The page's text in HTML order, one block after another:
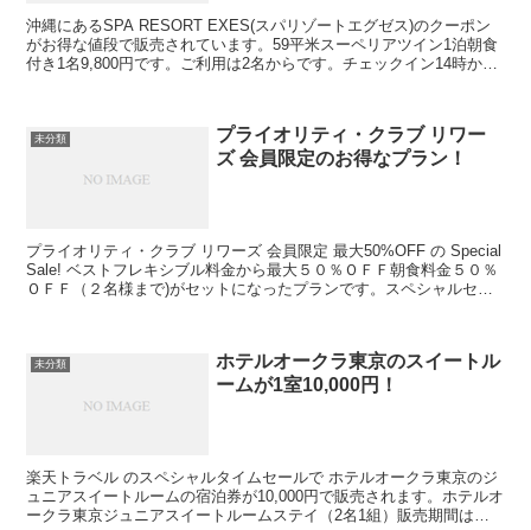
沖縄にあるSPA RESORT EXES(スパリゾートエグゼス)のクーポン
がお得な値段で販売されています。59平米スーペリアツイン1泊朝食
付き1名9,800円です。ご利用は2名からです。チェックイン14時か
未分類
プライオリティ・クラブ リワー
ズ 会員限定のお得なプラン！
プライオリティ・クラブ リワーズ 会員限定 最大50%OFF の Special
Sale! ベストフレキシブル料金から最大５０％ＯＦＦ朝食料金５０％
ＯＦＦ（２名様まで)がセットになったプランです。スペシャルセー
未分類
ホテルオークラ東京のスイートル
ームが1室10,000円！
楽天トラベル のスペシャルタイムセールで ホテルオークラ東京のジ
ュニアスイートルームの宿泊券が10,000円で販売されます。ホテルオ
ークラ東京ジュニアスイートルームステイ（2名1組）販売期間は